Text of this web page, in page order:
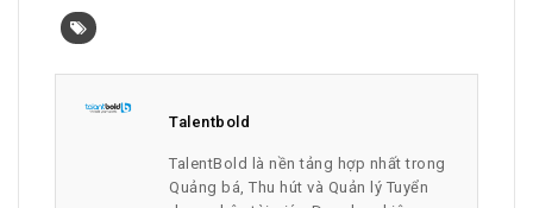
Talentbold
TalentBold là nền tảng hợp nhất trong
Quảng bá, Thu hút và Quản lý Tuyển